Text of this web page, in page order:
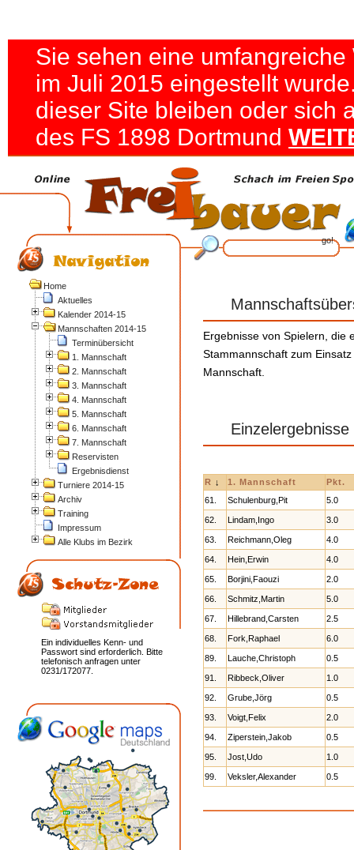
Sie sehen eine
im Juli 2015 eingestellt
dieser Site bleiben oder sich
des FS 1898 Dortmund
Home
Aktuelles
Kalender 2014-15
Mannschaften 2014-15
Terminübersicht
1. Mannschaft
2. Mannschaft
3. Mannschaft
4. Mannschaft
5. Mannschaft
6. Mannschaft
7. Mannschaft
Reservisten
Ergebnisdienst
Turniere 2014-15
Archiv
Training
Impressum
Alle Klubs im Bezirk
Ein individuelles Kenn- und
Passwort sind erforderlich. Bitte
telefonisch anfragen unter
0231/172077.
Ergebnisse von Spielern, die
Stammannschaft zum
Mannschaft.
R ↓ 1. Mannschaft
Pkt.
61.
Schulenburg,Pit 5.0
62. Lindam,Ingo 3.0
63. Reichmann,Oleg 4.0
64. Hein,Erwin 4.0
65. Borjini,Faouzi 2.0
66. Schmitz,Martin 5.0
67. Hillebrand,Carsten 2.5
68. Fork,Raphael 6.0
89. Lauche,Christoph 0.5
91. Ribbeck,Oliver 1.0
92. Grube,Jörg 0.5
93. Voigt,Felix 2.0
94. Ziperstein,Jakob 0.5
95. Jost,Udo 1.0
99. Veksler,Alexander 0.5